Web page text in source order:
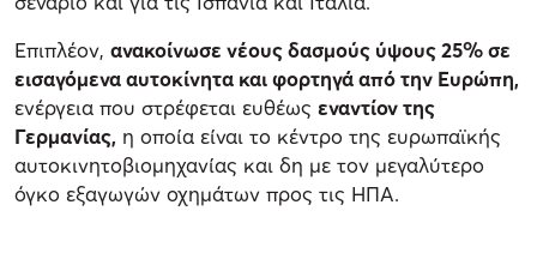
Επιπλέον, ανακοίνωσε νέους δασμούς ύψους 25% σε
εισαγόμενα αυτοκίνητα και φορτηγά από την Ευρώπη,
ενέργεια που στρέφεται ευθέως εναντίον της
Γερμανίας, η οποία είναι το κέντρο της ευρωπαϊκής
αυτοκινητοβιομηχανίας και δη με τον μεγαλύτερο
όγκο εξαγωγών οχημάτων προς τις ΗΠΑ.